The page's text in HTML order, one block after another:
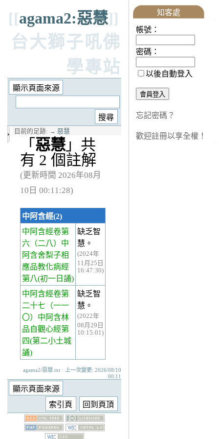
[[agama2:惡慧]]
台大獅子吼佛
學專站
目前的足跡: → 惡慧
「 惡慧 」共
有 2 個註解
(更新時間 2026年08月
10日 00:11:28)
中阿含經(2)
中阿含經卷第
六 （二八）中
阿含舍梨子相
應品教化病經
第八(初一日誦)
缺乏智
慧。
(2024年
11月25日
16:47:30)
中阿含經卷第
二十七 （一一
〇）中阿含林
品自觀心經第
四(第二小土城
誦)
缺乏智
慧。
(2022年
08月29日
10:15:01)
agama2/惡慧.txt · 上一次變更: 2026/08/10
00:11
知客處
帳號：
密碼：
以後自動登入
忘記密碼？
歡迎註冊以享全權！